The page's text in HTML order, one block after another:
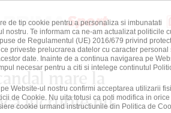
mare la
lucrurile nu
de tip cookie pentru a personaliza si imbunatati
nostru. Te informam ca ne-am actualizat politicile
de Regulamentul (UE) 2016/679 privind
priveste prelucrarea datelor cu caracter personal
date. Inainte de a continua navigarea pe
necesar pentru a citi si intelege continutul
Website-ul nostru confirmi acceptarea utilizarii
de Cookie. Nu uita totusi ca poti modifica in orice
cookie urmand instructiunile din Politica de